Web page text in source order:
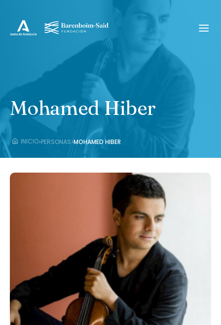
Mohamed Hiber
INICIO›PERSONAS›MOHAMED HIBER